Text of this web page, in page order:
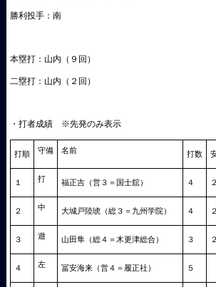
勝利投手：南
本塁打：山内（９回）
二塁打：山内（２回）
・打者成績 ※先発のみ表示
打順 守備 名前 打数
１ 打 福正吉（営３＝国士舘） ４ ２
２ 中 大城戸陸琥（総３＝九州学院） ４ ２
３ 遊 山田隼（総４＝木更津総合） ３ ２
４ 左 冨安海来（営４＝履正社） ５